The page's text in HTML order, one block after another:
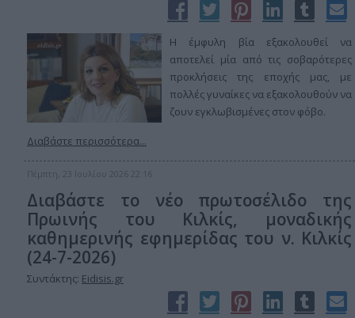
Η έμφυλη βία εξακολουθεί να
αποτελεί μία από τις σοβαρότερες
προκλήσεις της εποχής μας, με
πολλές γυναίκες να εξακολουθούν να
ζουν εγκλωβισμένες στον φόβο.
Διαβάστε περισσότερα...
Πέμπτη, 23 Ιουλίου 2026 22:16
Διαβάστε το νέο πρωτοσέλιδο της
Πρωινής του Κιλκίς, μοναδικής
καθημερινής εφημερίδας του ν. Κιλκίς
(24-7-2026)
Συντάκτης: Eidisis.gr